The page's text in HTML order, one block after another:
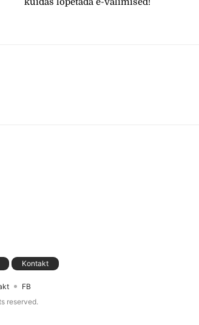
Kontakt
FB
reserved.